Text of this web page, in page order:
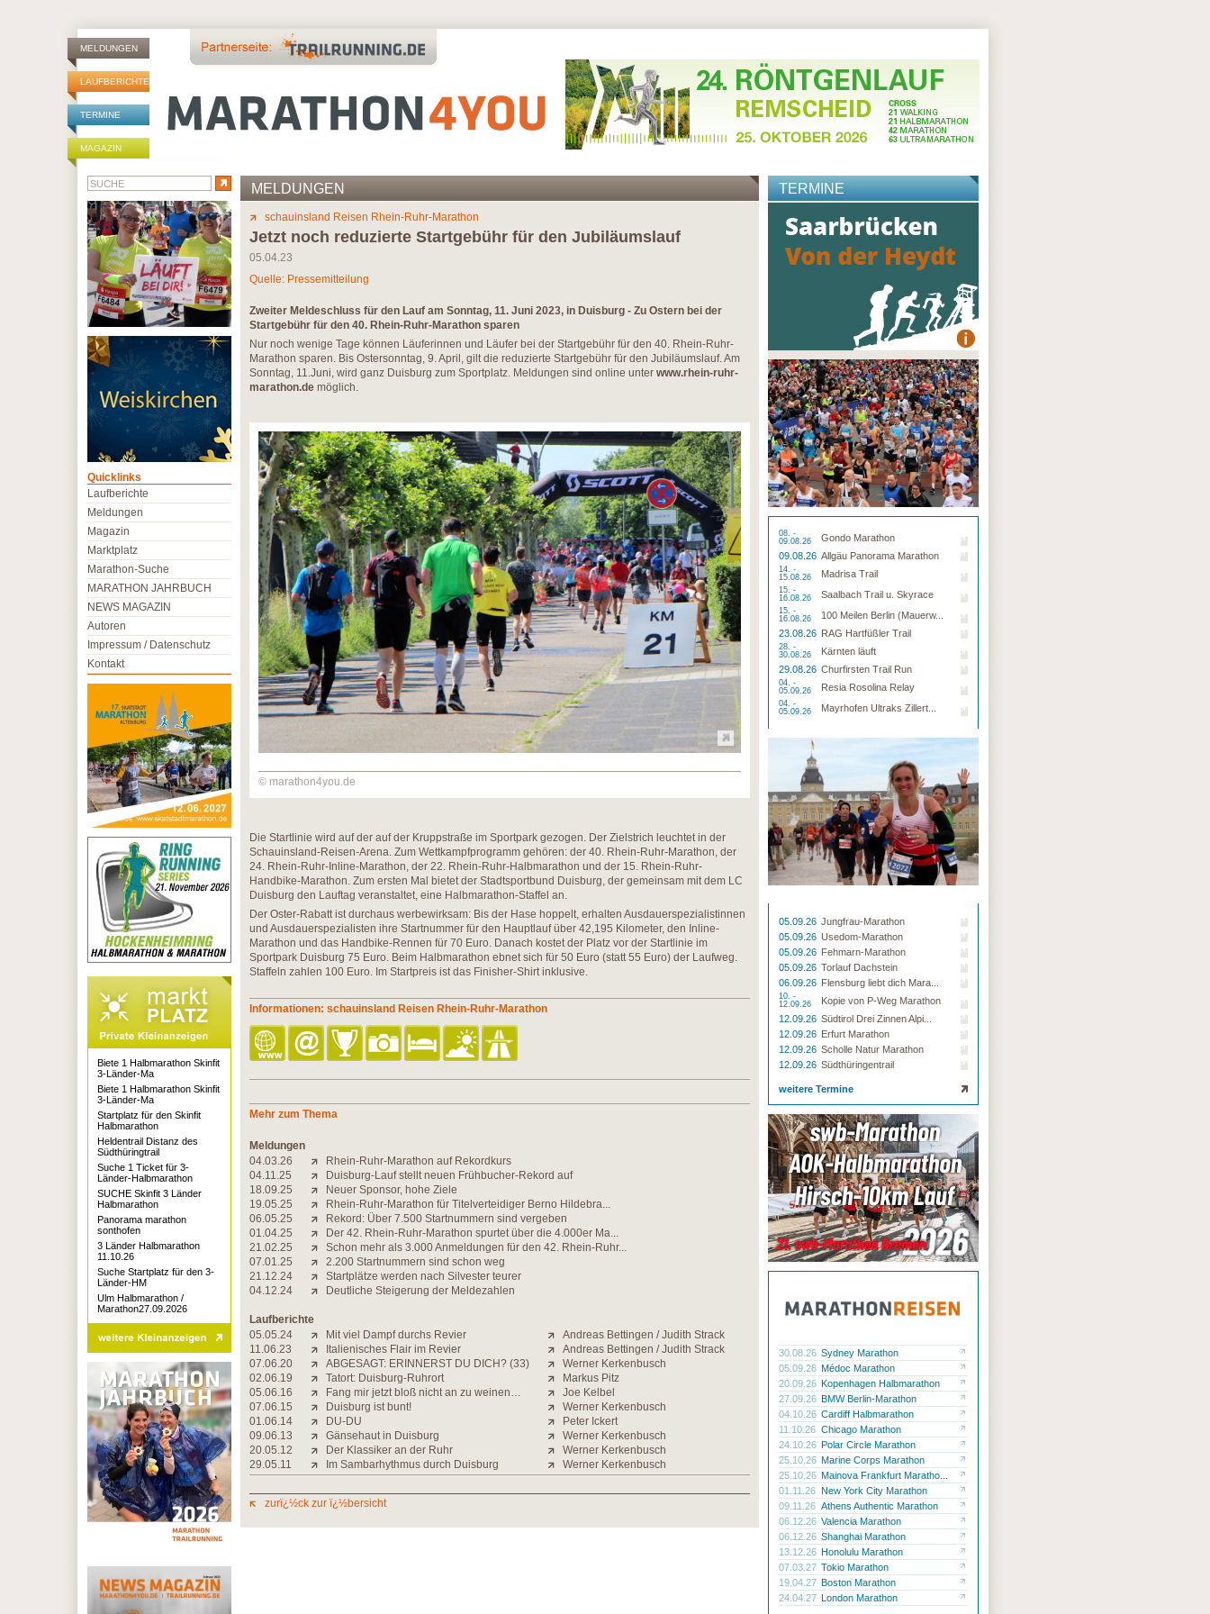
MELDUNGEN
LAUFBERICHTE
TERMINE
MAGAZIN
MELDUNGEN
schauinsland Reisen Rhein-Ruhr-Marathon
Jetzt noch reduzierte Startgebühr für den Jubiläumslauf
05.04.23
Quelle: Pressemitteilung
Zweiter Meldeschluss für den Lauf am Sonntag, 11. Juni 2023, in Duisburg - Zu Ostern bei der
Startgebühr für den 40. Rhein-Ruhr-Marathon sparen
Nur noch wenige Tage können Läuferinnen und Läufer bei der Startgebühr für den 40. Rhein-Ruhr-
Marathon sparen. Bis Ostersonntag, 9. April, gilt die reduzierte Startgebühr für den Jubiläumslauf. Am
Sonntag, 11.Juni, wird ganz Duisburg zum Sportplatz. Meldungen sind online unter www.rhein-ruhr-
marathon.de möglich.
© marathon4you.de
Die Startlinie wird auf der auf der Kruppstraße im Sportpark gezogen. Der Zielstrich leuchtet in der
Schauinsland-Reisen-Arena. Zum Wettkampfprogramm gehören: der 40. Rhein-Ruhr-Marathon, der
24. Rhein-Ruhr-Inline-Marathon, der 22. Rhein-Ruhr-Halbmarathon und der 15. Rhein-Ruhr-
Handbike-Marathon. Zum ersten Mal bietet der Stadtsportbund Duisburg, der gemeinsam mit dem LC
Duisburg den Lauftag veranstaltet, eine Halbmarathon-Staffel an.
Der Oster-Rabatt ist durchaus werbewirksam: Bis der Hase hoppelt, erhalten Ausdauerspezialistinnen
und Ausdauerspezialisten ihre Startnummer für den Hauptlauf über 42,195 Kilometer, den Inline-
Marathon und das Handbike-Rennen für 70 Euro. Danach kostet der Platz vor der Startlinie im
Sportpark Duisburg 75 Euro. Beim Halbmarathon ebnet sich für 50 Euro (statt 55 Euro) der Laufweg.
Staffeln zahlen 100 Euro. Im Startpreis ist das Finisher-Shirt inklusive.
Informationen: schauinsland Reisen Rhein-Ruhr-Marathon
Mehr zum Thema
Meldungen
04.03.26
Rhein-Ruhr-Marathon auf Rekordkurs
04.11.25
Duisburg-Lauf stellt neuen Frühbucher-Rekord auf
18.09.25
Neuer Sponsor, hohe Ziele
19.05.25
Rhein-Ruhr-Marathon für Titelverteidiger Berno Hildebra...
06.05.25
Rekord: Über 7.500 Startnummern sind vergeben
01.04.25
Der 42. Rhein-Ruhr-Marathon spurtet über die 4.000er Ma...
21.02.25
Schon mehr als 3.000 Anmeldungen für den 42. Rhein-Ruhr...
07.01.25
2.200 Startnummern sind schon weg
21.12.24
Startplätze werden nach Silvester teurer
04.12.24
Deutliche Steigerung der Meldezahlen
Laufberichte
05.05.24
Mit viel Dampf durchs Revier
Andreas Bettingen / Judith Strack
11.06.23
Italienisches Flair im Revier
Andreas Bettingen / Judith Strack
07.06.20
ABGESAGT: ERINNERST DU DICH? (33)
Werner Kerkenbusch
02.06.19
Tatort: Duisburg-Ruhrort
Markus Pitz
05.06.16
Fang mir jetzt bloß nicht an zu weinen…
Joe Kelbel
07.06.15
Duisburg ist bunt!
Werner Kerkenbusch
01.06.14
DU-DU
Peter Ickert
09.06.13
Gänsehaut in Duisburg
Werner Kerkenbusch
20.05.12
Der Klassiker an der Ruhr
Werner Kerkenbusch
29.05.11
Im Sambarhythmus durch Duisburg Werner Kerkenbusch
zurï¿½ck zur ï¿½bersicht
TERMINE
08. -
09.08.26
Gondo Marathon
09.08.26 Allgäu Panorama Marathon
14. -
15.08.26
Madrisa Trail
15. -
16.08.26
Saalbach Trail u. Skyrace
15. -
16.08.26
100 Meilen Berlin (Mauerw...
23.08.26 RAG Hartfüßler Trail
28. -
30.08.26
Kärnten läuft
29.08.26 Churfirsten Trail Run
04. -
05.09.26
Resia Rosolina Relay
04. -
05.09.26
Mayrhofen Ultraks Zillert...
05.09.26 Jungfrau-Marathon
05.09.26 Usedom-Marathon
05.09.26 Fehmarn-Marathon
05.09.26 Torlauf Dachstein
06.09.26 Flensburg liebt dich Mara...
10. -
12.09.26
Kopie von P-Weg Marathon
12.09.26 Südtirol Drei Zinnen Alpi...
12.09.26 Erfurt Marathon
12.09.26 Scholle Natur Marathon
12.09.26 Südthüringentrail
weitere Termine
30.08.26 Sydney Marathon
05.09.26 Médoc Marathon
20.09.26 Kopenhagen Halbmarathon
27.09.26 BMW Berlin-Marathon
04.10.26 Cardiff Halbmarathon
11.10.26 Chicago Marathon
24.10.26 Polar Circle Marathon
25.10.26 Marine Corps Marathon
25.10.26 Mainova Frankfurt Maratho...
01.11.26 New York City Marathon
09.11.26 Athens Authentic Marathon
06.12.26 Valencia Marathon
06.12.26 Shanghai Marathon
13.12.26 Honolulu Marathon
07.03.27 Tokio Marathon
19.04.27 Boston Marathon
24.04.27 London Marathon
Quicklinks
Laufberichte
Meldungen
Magazin
Marktplatz
Marathon-Suche
MARATHON JAHRBUCH
NEWS MAGAZIN
Autoren
Impressum / Datenschutz
Kontakt
Biete 1 Halbmarathon Skinfit
3-Länder-Ma
Biete 1 Halbmarathon Skinfit
3-Länder-Ma
Startplatz für den Skinfit
Halbmarathon
Heldentrail Distanz des
Südthüringtrail
Suche 1 Ticket für 3-
Länder-Halbmarathon
SUCHE Skinfit 3 Länder
Halbmarathon
Panorama marathon
sonthofen
3 Länder Halbmarathon
11.10.26
Suche Startplatz für den 3-
Länder-HM
Ulm Halbmarathon /
Marathon27.09.2026